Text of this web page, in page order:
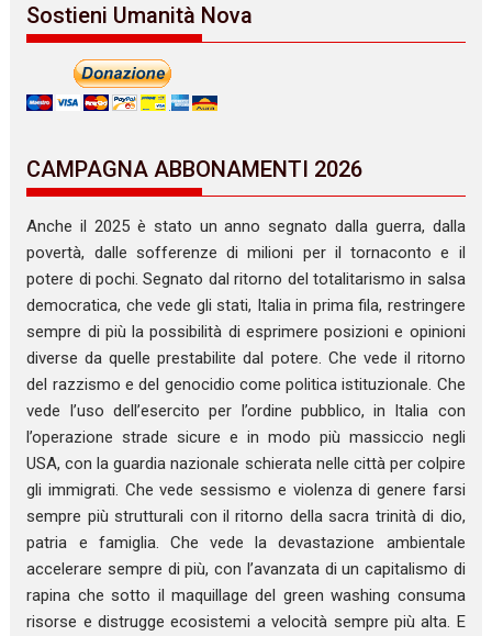
Sostieni Umanità Nova
CAMPAGNA ABBONAMENTI 2026
Anche il 2025 è stato un anno segnato dalla guerra, dalla
povertà, dalle sofferenze di milioni per il tornaconto e il
potere di pochi. Segnato dal ritorno del totalitarismo in salsa
democratica, che vede gli stati, Italia in prima fila, restringere
sempre di più la possibilità di esprimere posizioni e opinioni
diverse da quelle prestabilite dal potere. Che vede il ritorno
del razzismo e del genocidio come politica istituzionale. Che
vede l’uso dell’esercito per l’ordine pubblico, in Italia con
l’operazione strade sicure e in modo più massiccio negli
USA, con la guardia nazionale schierata nelle città per colpire
gli immigrati. Che vede sessismo e violenza di genere farsi
sempre più strutturali con il ritorno della sacra trinità di dio,
patria e famiglia. Che vede la devastazione ambientale
accelerare sempre di più, con l’avanzata di un capitalismo di
rapina che sotto il maquillage del green washing consuma
risorse e distrugge ecosistemi a velocità sempre più alta. E